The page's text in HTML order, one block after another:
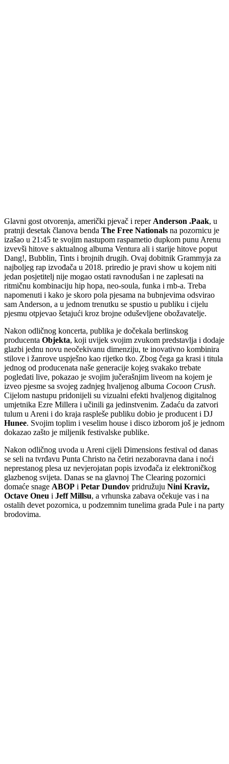
Glavni gost otvorenja, američki pjevač i reper Anderson .Paak, u
pratnji desetak članova benda The Free Nationals na pozornicu je
izašao u 21:45 te svojim nastupom raspametio dupkom punu Arenu
izvevši hitove s aktualnog albuma Ventura ali i starije hitove poput
Dang!, Bubblin, Tints i brojnih drugih. Ovaj dobitnik Grammyja za
najboljeg rap izvođača u 2018. priredio je pravi show u kojem niti
jedan posjetitelj nije mogao ostati ravnodušan i ne zaplesati na
ritmičnu kombinaciju hip hopa, neo-soula, funka i rnb-a. Treba
napomenuti i kako je skoro pola pjesama na bubnjevima odsvirao
sam Anderson, a u jednom trenutku se spustio u publiku i cijelu
pjesmu otpjevao šetajući kroz brojne oduševljene obožavatelje.
Nakon odličnog koncerta, publika je dočekala berlinskog
producenta Objekta, koji uvijek svojim zvukom predstavlja i dodaje
glazbi jednu novu neočekivanu dimenziju, te inovativno kombinira
stilove i žanrove uspješno kao rijetko tko. Zbog čega ga krasi i titula
jednog od producenata naše generacije kojeg svakako trebate
pogledati live, pokazao je svojim jučerašnjim liveom na kojem je
izveo pjesme sa svojeg zadnjeg hvaljenog albuma Cocoon Crush.
Cijelom nastupu pridonijeli su vizualni efekti hvaljenog digitalnog
umjetnika Ezre Millera i učinili ga jedinstvenim. Zadaću da zatvori
tulum u Areni i do kraja raspleše publiku dobio je producent i DJ
Hunee. Svojim toplim i veselim house i disco izborom još je jednom
dokazao zašto je miljenik festivalske publike.
Nakon odličnog uvoda u Areni cijeli Dimensions festival od danas
se seli na tvrđavu Punta Christo na četiri nezaboravna dana i noći
neprestanog plesa uz nevjerojatan popis izvođača iz elektroničkog
glazbenog svijeta. Danas se na glavnoj The Clearing pozornici
domaće snage ABOP i Petar Dundov pridružuju Nini Kraviz,
Octave Oneu i Jeff Millsu, a vrhunska zabava očekuje vas i na
ostalih devet pozornica, u podzemnim tunelima grada Pule i na party
brodovima.